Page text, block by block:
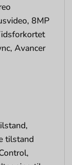
8MP
Avancer
tilstand